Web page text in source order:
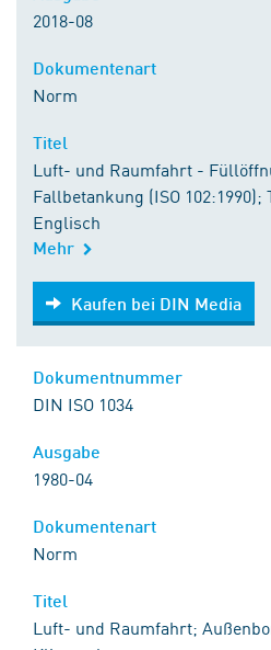
2018-08
Norm
Luft- und Raumfahrt -
Fallbetankung (ISO 102:1990);
Englisch
Mehr
Kaufen bei DIN Media
Kaufen bei DIN Media
DIN ISO 1034
1980-04
Norm
Luft- und Raumfahrt;